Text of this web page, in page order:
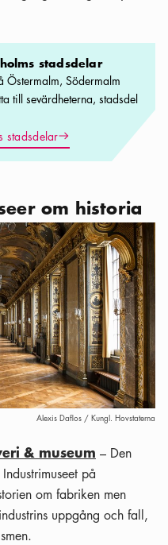
stadsdelar
Östermalm, Södermalm
till sevärdheterna, stadsdel
stadsdelarPil ikon
om historia
Alexis Daflos / Kungl. Hovstaterna
& museum – Den
på
om fabriken men
uppgång och fall,